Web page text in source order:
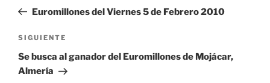
entradas
anterior:
Euromillones del Viernes 5 de Febrero 2010
Siguiente
entrada
SIGUIENTE
Se busca al ganador del Euromillones de Mojácar,
Almería